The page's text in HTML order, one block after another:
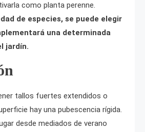
como planta perenne.
de especies, se puede elegir
una determinada
jardín.
tallos fuertes extendidos o
hay una pubescencia rígida.
desde mediados de verano